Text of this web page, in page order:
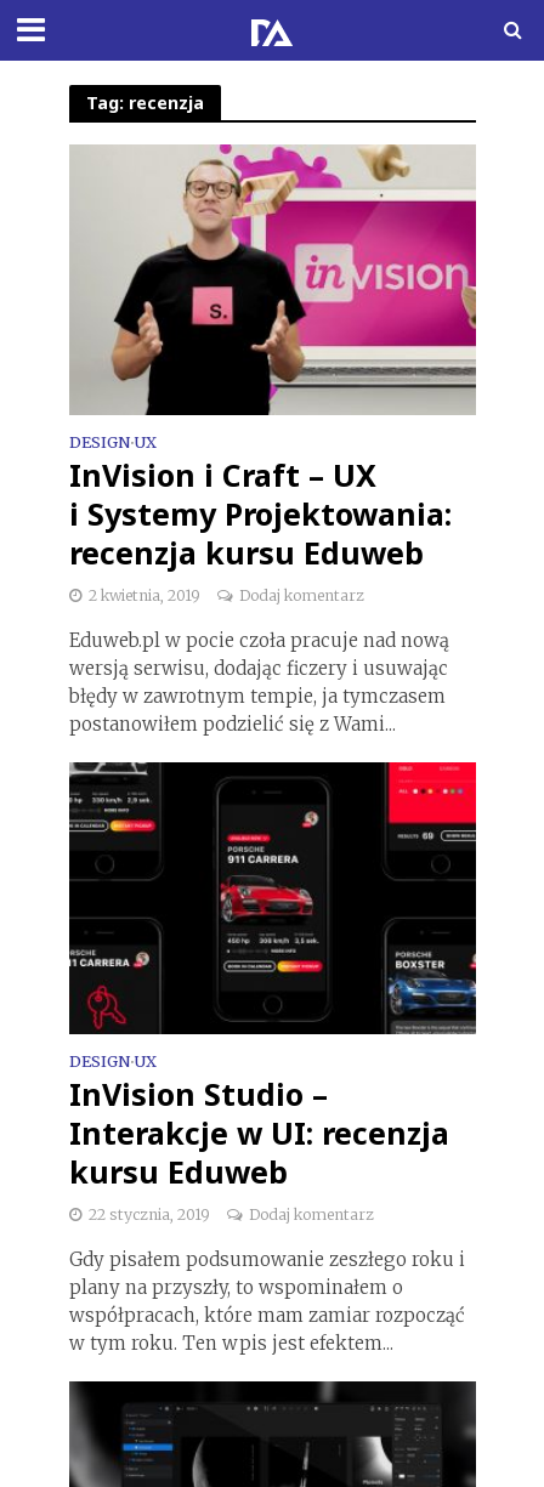
Tag: recenzja
DESIGN•UX
InVision i Craft – UX
i Systemy Projektowania:
recenzja kursu Eduweb
2 kwietnia, 2019 Dodaj komentarz
Eduweb.pl w pocie czoła pracuje nad nową
wersją serwisu, dodając ficzery i usuwając
błędy w zawrotnym tempie, ja tymczasem
postanowiłem podzielić się z Wami...
DESIGN•UX
InVision Studio –
Interakcje w UI: recenzja
kursu Eduweb
22 stycznia, 2019 Dodaj komentarz
Gdy pisałem podsumowanie zeszłego roku i
plany na przyszły, to wspominałem o
współpracach, które mam zamiar rozpocząć
w tym roku. Ten wpis jest efektem...